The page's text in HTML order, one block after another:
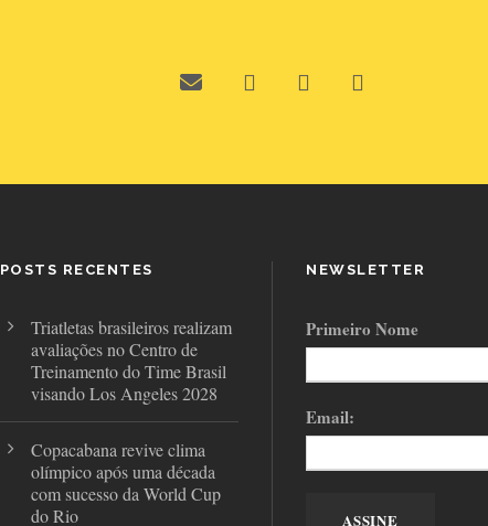
POSTS RECENTES
Triatletas brasileiros realizam
avaliações no Centro de
Treinamento do Time Brasil
visando Los Angeles 2028
Copacabana revive clima
olímpico após uma década
com sucesso da World Cup
do Rio
NEWSLETTER
Primeiro Nome
Email: